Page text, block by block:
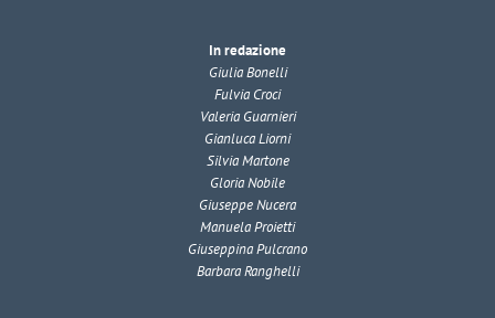
In redazione
Giulia Bonelli
Fulvia Croci
Valeria Guarnieri
Gianluca Liorni
Silvia Martone
Gloria Nobile
Giuseppe Nucera
Manuela Proietti
Giuseppina Pulcrano
Barbara Ranghelli